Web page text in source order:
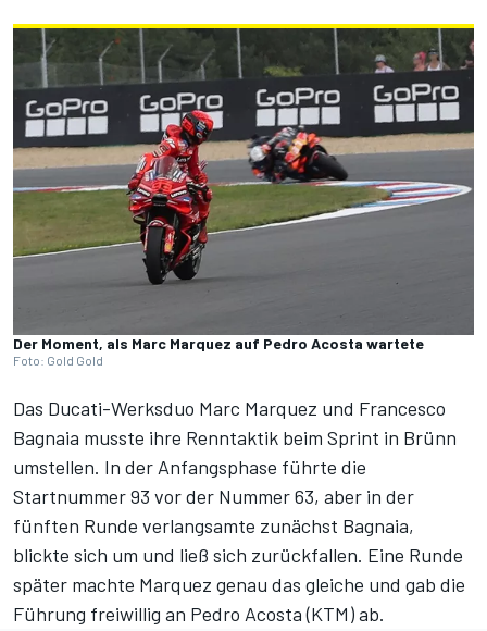
Der Moment, als Marc Marquez auf Pedro Acosta wartete
Foto: Gold Gold
Das Ducati-Werksduo Marc Marquez und Francesco
Bagnaia musste ihre Renntaktik beim Sprint in Brünn
umstellen. In der Anfangsphase führte die
Startnummer 93 vor der Nummer 63, aber in der
fünften Runde verlangsamte zunächst Bagnaia,
blickte sich um und ließ sich zurückfallen. Eine Runde
später machte Marquez genau das gleiche und gab die
Führung freiwillig an Pedro Acosta (KTM) ab.